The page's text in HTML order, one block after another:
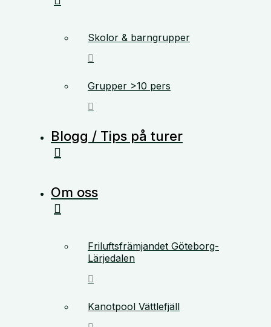
Skolor & barngrupper
Grupper >10 pers
Blogg / Tips på turer
Om oss
Friluftsfrämjandet Göteborg-
Lärjedalen
Kanotpool Vättlefjäll